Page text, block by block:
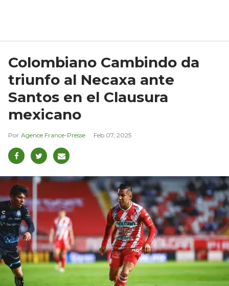
Colombiano Cambindo da
triunfo al Necaxa ante
Santos en el Clausura
mexicano
Agence France-Presse Feb 07, 2025